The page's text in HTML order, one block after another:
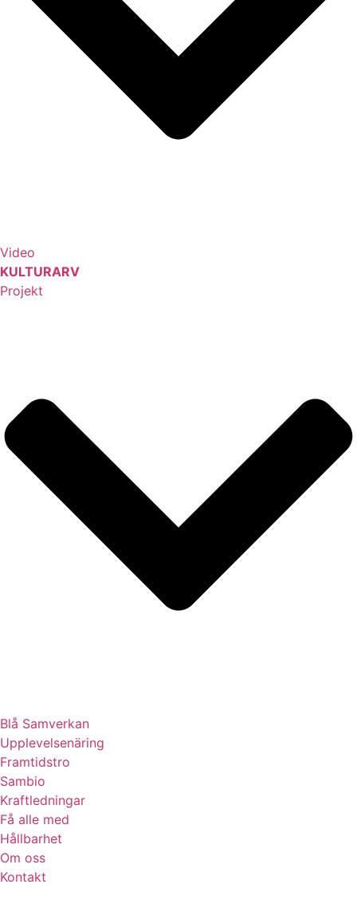
Video
KULTURARV
Projekt
Blå Samverkan
Upplevelsenäring
Framtidstro
Sambio
Kraftledningar
Få alle med
Hållbarhet
Om oss
Kontakt